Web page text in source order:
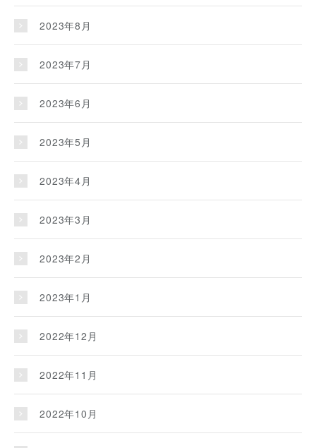
2023年8月
2023年7月
2023年6月
2023年5月
2023年4月
2023年3月
2023年2月
2023年1月
2022年12月
2022年11月
2022年10月